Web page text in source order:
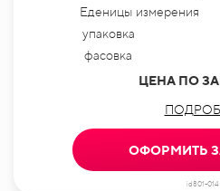
Еденицы измерения
упаковка
фасовка
ЦЕНА ПО
ОФОРМИТЬ
id801-014